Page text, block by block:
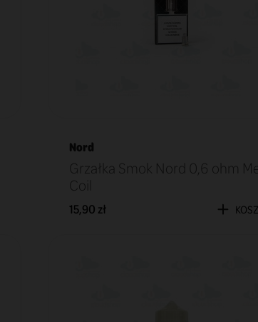
Nord
Grzałka Smok Nord 0,6 ohm
Coil
15,90 zł